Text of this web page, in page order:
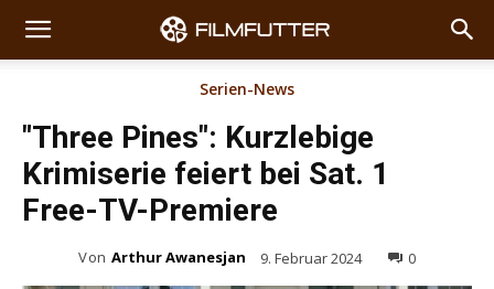
Serien-News
"Three Pines": Kurzlebige
Krimiserie feiert bei Sat. 1
Free-TV-Premiere
Von Arthur Awanesjan 9. Februar 2024 0